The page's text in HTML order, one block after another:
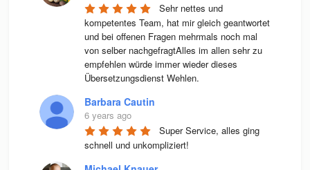
Sehr nettes und
kompetentes Team, hat mir gleich geantwortet
und bei offenen Fragen mehrmals noch mal
von selber nachgefragtAlles im allen sehr zu
empfehlen würde immer wieder dieses
Übersetzungsdienst Wehlen.
Barbara Cautin
6 years ago
Super Service, alles ging
schnell und unkompliziert!